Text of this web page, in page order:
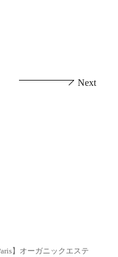
Next
】オーガニックエステ